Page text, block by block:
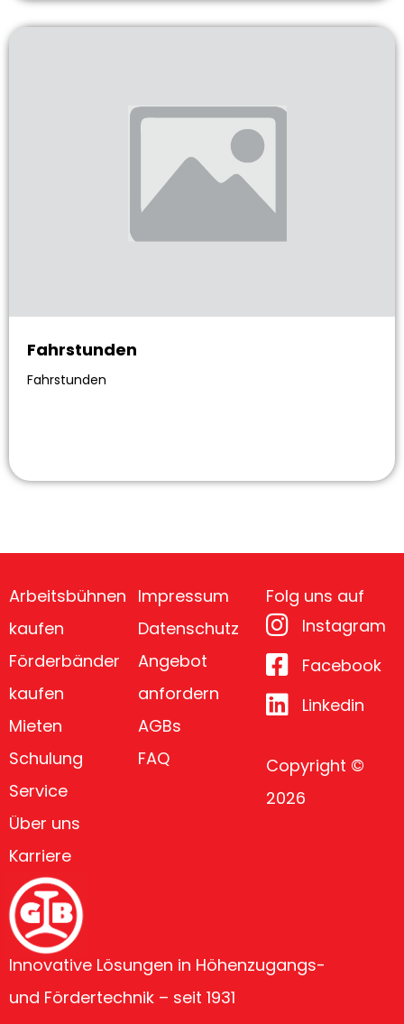
Fahrstunden
Fahrstunden
Innovative Lösungen in Höhenzugangs-
und Fördertechnik – seit 1931
Arbeitsbühnen
kaufen
Förderbänder
kaufen
Mieten
Schulung
Service
Über uns
Karriere
Impressum
Datenschutz
Angebot
anfordern
AGBs
FAQ
Folg uns auf
Instagram
Facebook
Linkedin
Copyright ©
2026